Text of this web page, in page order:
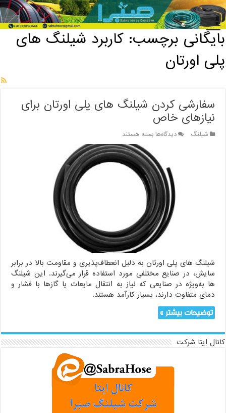
خانه / بایگانی برچسب: کاربرد شیلنگ های پلی اورتان
بایگانی برچسب:کاربرد شیلنگ های
پلی اورتان
سفارشی کردن شیلنگ های پلی اورتان برای
نیازهای خاص
شیلنگ دیدگاه‌هابرای
سفارشی
کردن
شیلنگ
های
پلی
اورتان
برای
نیازهای
خاص
بسته هستند
شیلنگ های پلی اورتان به دلیل انعطاف‌پذیری و مقاومت بالا در برابر
سایش، در صنایع مختلفی مورد استفاده قرار می‌گیرند. این شیلنگ
ها به‌ویژه در صنایعی که نیاز به انتقال مایعات یا گازها با فشار و
دمای متفاوت دارند، بسیار کارآمد هستند.
توضیحات بیشتر »
کانال ایتا شرکت